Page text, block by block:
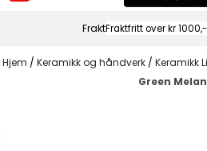
FraktFraktfritt over kr
Hjem / Keramikk og håndverk / Keramikk
Green